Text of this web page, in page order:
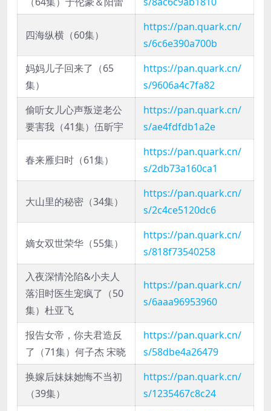
四海纵横（60集）
https://pan.quark.cn/
s/6c6e390a700b
妈妈儿子回来了（65
集）
https://pan.quark.cn/
s/9606a4c7fa82
偷听女儿心声叛逆老公
要害我（41集）伍昕宇
https://pan.quark.cn/
s/ae4fdfdb1a2e
春来雁归时（61集）
https://pan.quark.cn/
s/2db73a160ca1
大山里的秘密（34集）
https://pan.quark.cn/
s/2c4ce5120dc6
嫡女双世荣华（55集）
https://pan.quark.cn/
s/818f73540258
入夜深情沦陷&小夫人
落泪时医生宠疯了（50
集）杜亚飞
https://pan.quark.cn/
s/6aaa96953960
报告女帝，你夫君造反
了（71集）何子杰 宋晓
https://pan.quark.cn/
s/58dbe4a26479
换嫁后妹妹她悔不当初
（39集）
https://pan.quark.cn/
s/1235467c8c24